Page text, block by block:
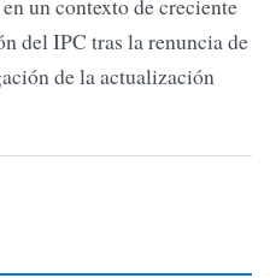
un contexto de creciente
del IPC tras la renuncia de
de la actualización